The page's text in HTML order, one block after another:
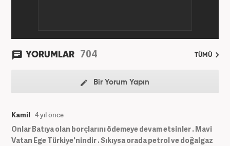
YORUMLAR 704 TÜMÜ
Bir Yorum Yapın
Kamil 4 yıl önce
Onlar Batıya olan borçlarını ödemeye devam etsinler . Mavi
Vatan Ege Türkiye'nindir . Sıkıysa orada petrol ve doğalgaz